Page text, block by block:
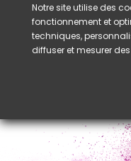
leurs soins,
Juste le temps
Protégez-vous
tels que les
Notre site utilise des
fonctionnement et
techniques,
diffuser et mesurer